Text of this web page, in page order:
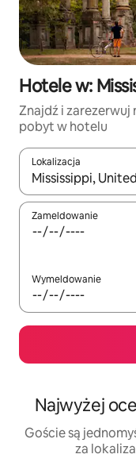
Hotele w:
Znajdź i zarezerwuj
pobyt w hotelu
Lokalizacja
Gdy wyniki będą
Zameldowanie
Wymeldowanie
Najwyżej
Goście są
za